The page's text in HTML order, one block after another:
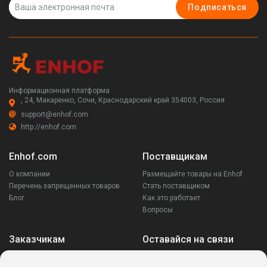
Подписаться
Информационная платформа
, 24, Макаренко, Сочи, Краснодарский край 354003, Россия
support@enhof.com
http://enhof.com
Enhof.com
О компании
Перечень запрещенных товаров
Блог
Поставщикам
Размещайте товары на Enhof
Стать поставщиком
Как это работает
Вопросы
Заказчикам Оставайся на связи